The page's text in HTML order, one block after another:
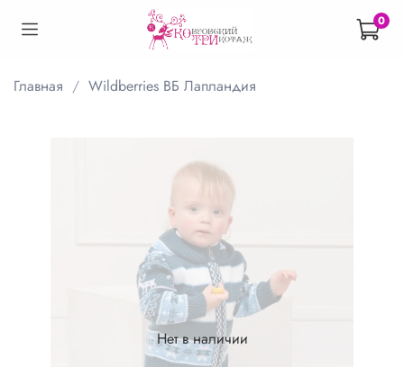
0
Главная Wildberries ВБ Лапландия
Нет в наличии